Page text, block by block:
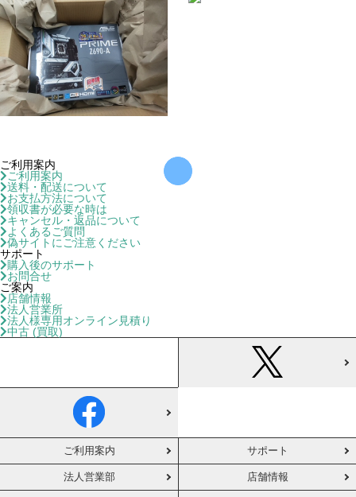
ご利用案内
ご利用案内
送料・配送について
お支払方法について
領収書が必要な時は
キャンセル・返品について
よくあるご質問
偽サイトにご注意ください
サポート
購入後のサポート
お問合せ
ご案内
店舗情報
法人営業所
法人様専用オンライン見積り
中古 (買取)
ご利用案内 サポート
法人営業部 店舗情報